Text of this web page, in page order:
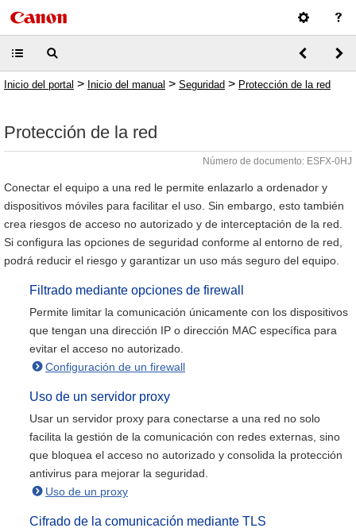
Inicio del portal > Inicio del manual > Seguridad > Protección de la red
Protección de la red
Número de documento: ESFX-0HJ
Conectar el equipo a una red le permite enlazarlo a ordenador y
dispositivos móviles para facilitar el uso. Sin embargo, esto también
crea riesgos de acceso no autorizado y de interceptación de la red.
Si configura las opciones de seguridad conforme al entorno de red,
podrá reducir el riesgo y garantizar un uso más seguro del equipo.
Filtrado mediante opciones de firewall
Permite limitar la comunicación únicamente con los dispositivos
que tengan una dirección IP o dirección MAC específica para
evitar el acceso no autorizado.
Configuración de un firewall
Uso de un servidor proxy
Usar un servidor proxy para conectarse a una red no solo
facilita la gestión de la comunicación con redes externas, sino
que bloquea el acceso no autorizado y consolida la protección
antivirus para mejorar la seguridad.
Uso de un proxy
Cifrado de la comunicación mediante TLS